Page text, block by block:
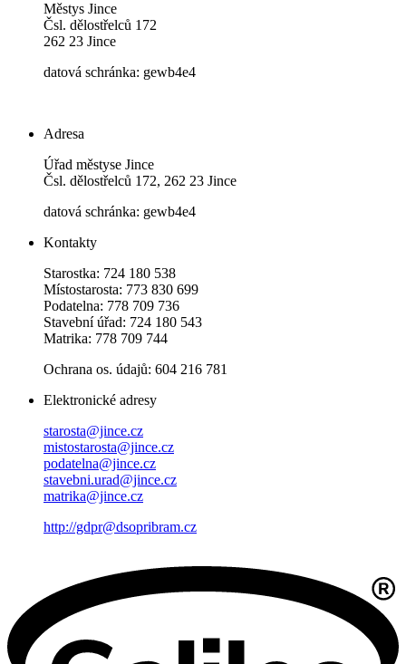
Městys Jince
Čsl. dělostřelců 172
262 23 Jince
datová schránka: gewb4e4
Adresa
Úřad městyse Jince
Čsl. dělostřelců 172, 262 23 Jince
datová schránka: gewb4e4
Kontakty
Starostka: 724 180 538
Místostarosta: 773 830 699
Podatelna: 778 709 736
Stavební úřad: 724 180 543
Matrika: 778 709 744
Ochrana os. údajů: 604 216 781
Elektronické adresy
starosta@jince.cz
mistostarosta@jince.cz
podatelna@jince.cz
stavebni.urad@jince.cz
matrika@jince.cz
http://gdpr@dsopribram.cz